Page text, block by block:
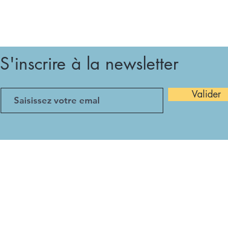
S'inscrire à la newsletter
Valider